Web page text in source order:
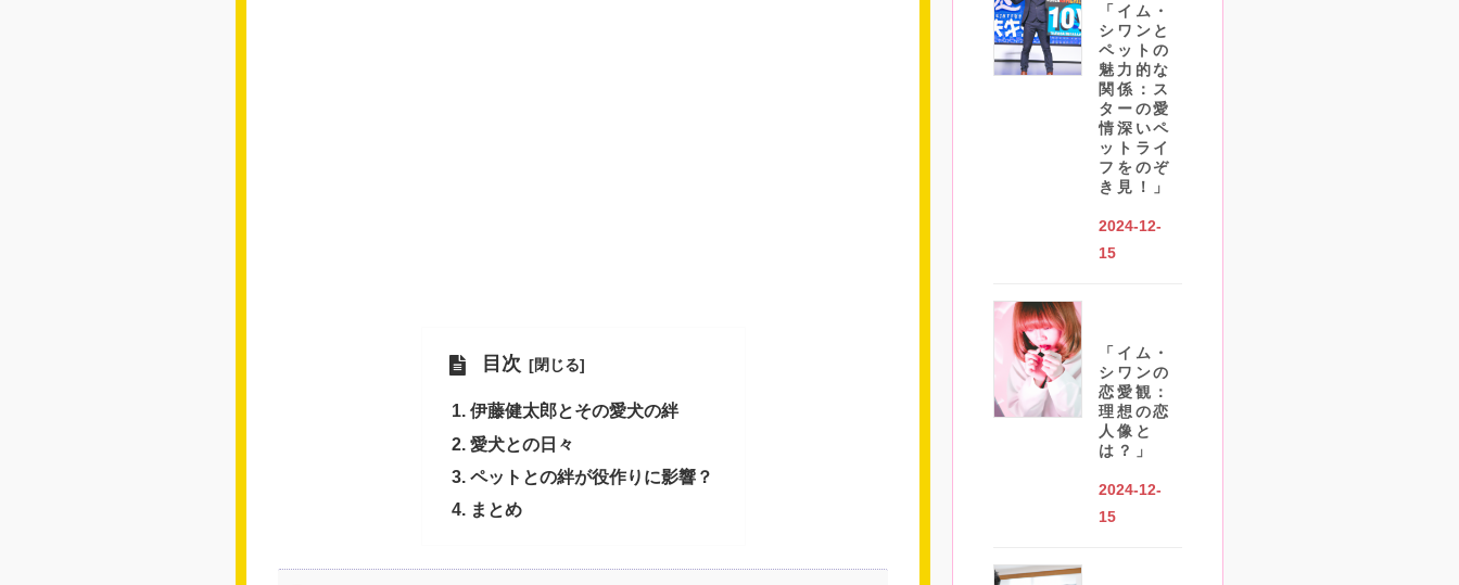
目次
伊藤健太郎とその愛犬の絆
愛犬との日々
ペットとの絆が役作りに影響？
まとめ
「イム・
シワンと
ペットの
魅力的な
関係：ス
ターの愛
情深いペ
ットライ
フをのぞ
き見！」
2024-12-
15
「イム・
シワンの
恋愛観：
理想の恋
人像と
は？」
2024-12-
15